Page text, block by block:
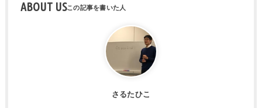
ABOUT US
さるたひこ